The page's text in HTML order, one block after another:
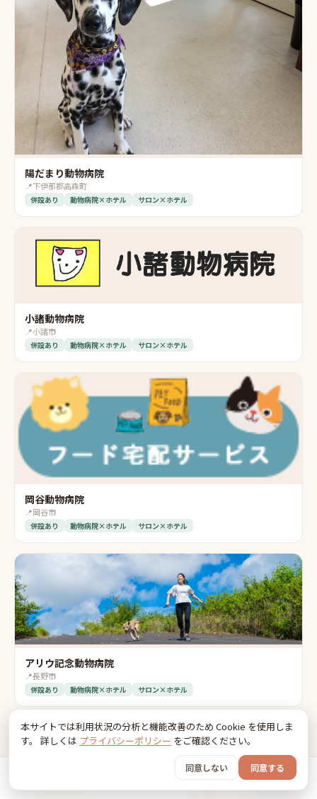
陽だまり動物病院
📍下伊那郡高森町
併設あり 動物病院×ホテル サロン×ホテル
小諸動物病院
📍小諸市
併設あり 動物病院×ホテル サロン×ホテル
岡谷動物病院
📍岡谷市
併設あり 動物病院×ホテル サロン×ホテル
アリウ記念動物病院
📍長野市
併設あり 動物病院×ホテル サロン×ホテル
本サイトでは利用状況の分析と機能改善のため Cookie を使用しま
す。 詳しくは プライバシーポリシー をご確認ください。
同意しない 同意する